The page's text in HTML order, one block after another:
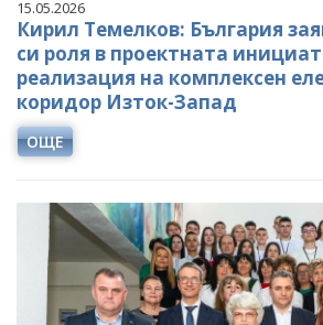
15.05.2026
Кирил Темелков: България
си роля в проектната
реализация на комплексен
коридор Изток-Запад
ОЩЕ